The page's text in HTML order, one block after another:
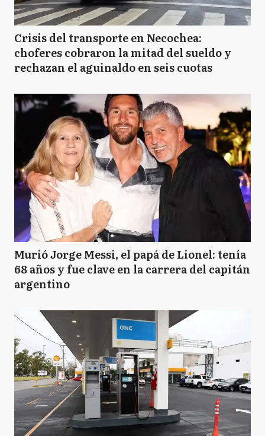
Crisis del transporte en Necochea:
choferes cobraron la mitad del sueldo y
rechazan el aguinaldo en seis cuotas
Murió Jorge Messi, el papá de Lionel: tenía
68 años y fue clave en la carrera del capitán
argentino